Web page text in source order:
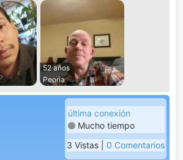
52 años
Peoria
última conexión
Mucho tiempo
3 Vistas | 0 Comentarios